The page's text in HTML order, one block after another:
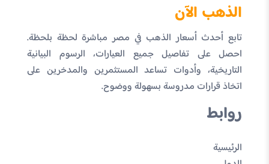
الذهب الآن
تابع أحدث أسعار الذهب في مصر مباشرة لحظة بلحظة.
احصل على تفاصيل جميع العيارات، الرسوم البيانية
التاريخية، وأدوات تساعد المستثمرين والمدخرين على
اتخاذ قرارات مدروسة بسهولة ووضوح.
روابط
الرئيسية